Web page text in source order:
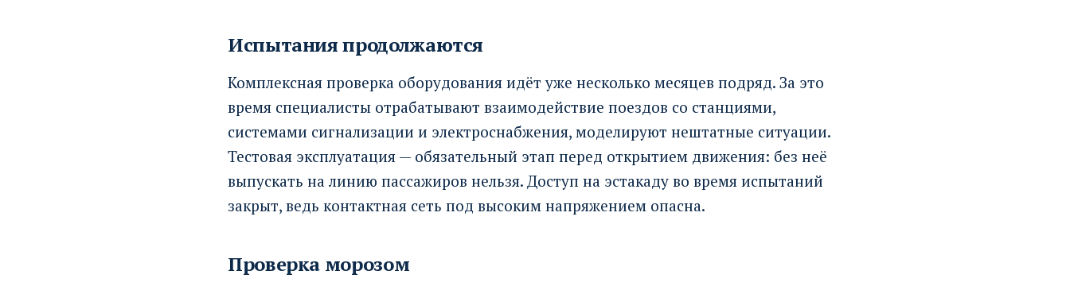
Испытания продолжаются
Комплексная проверка оборудования идёт уже несколько месяцев подряд. За это
время специалисты отрабатывают взаимодействие поездов со станциями,
системами сигнализации и электроснабжения, моделируют нештатные ситуации.
Тестовая эксплуатация — обязательный этап перед открытием движения: без неё
выпускать на линию пассажиров нельзя. Доступ на эстакаду во время испытаний
закрыт, ведь контактная сеть под высоким напряжением опасна.
Проверка морозом